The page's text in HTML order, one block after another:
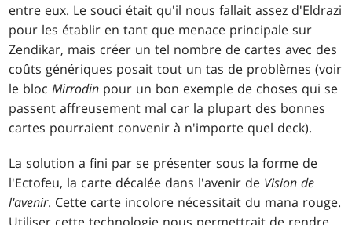
entre eux. Le souci était qu'il nous fallait assez d'Eldrazi
pour les établir en tant que menace principale sur
Zendikar, mais créer un tel nombre de cartes avec des
coûts génériques posait tout un tas de problèmes (voir
le blocMirrodin pour un bon exemple de choses qui se
passent affreusement mal car la plupart des bonnes
cartes pourraient convenir à n'importe quel deck).
La solution a fini par se présenter sous la forme de
l'Ectofeu, la carte décalée dans l'avenir de Vision de
l'avenir. Cette carte incolore nécessitait du mana rouge.